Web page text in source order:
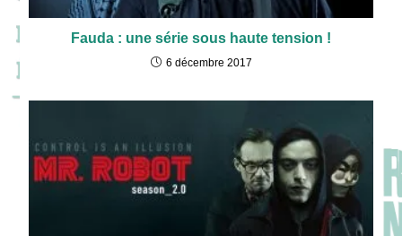
Fauda : une série sous haute tension !
6 décembre 2017